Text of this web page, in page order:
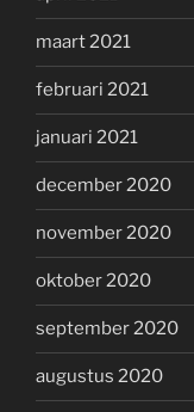
maart 2021
februari 2021
januari 2021
december 2020
november 2020
oktober 2020
september 2020
augustus 2020